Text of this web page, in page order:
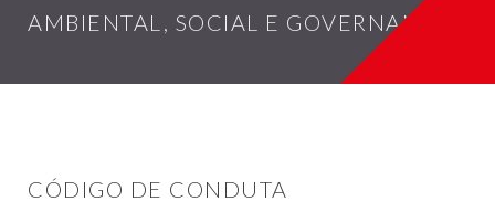
AMBIENTAL, SOCIAL E GOVERNANÇA
CÓDIGO DE CONDUTA